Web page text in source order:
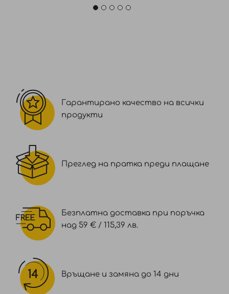
Гарантирано качество на всички
продукти
Преглед на пратка преди плащане
Безплатна доставка при поръчка
над 59 € / 115,39 лв.
Връщане и замяна до 14 дни